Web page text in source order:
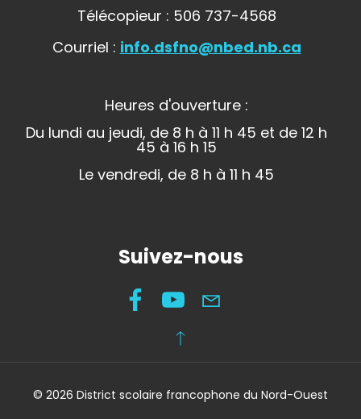
Télécopieur : 506 737-4568
Courriel : info.dsfno@nbed.nb.ca
Heures d'ouverture :
Du lundi au jeudi, de 8 h à 11 h 45 et de 12 h
45 à 16 h 15
Le vendredi, de 8 h à 11 h 45
Suivez-nous
© 2026 District scolaire francophone du Nord-Ouest